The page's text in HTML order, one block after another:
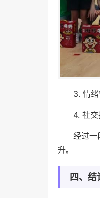
3. 情
4. 社交
经过一
升。
四、结